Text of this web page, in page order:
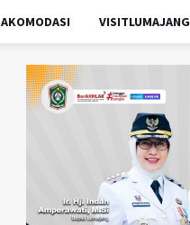
AKOMODASI VISITLUMAJANG